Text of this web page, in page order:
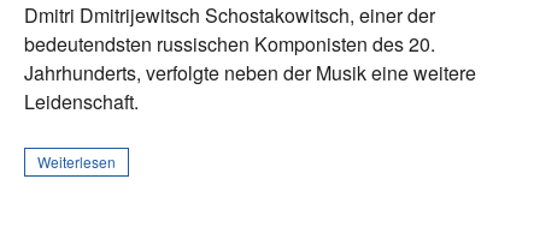
Dmitri Dmitrijewitsch Schostakowitsch, einer der
bedeutendsten russischen Komponisten des 20.
Jahrhunderts, verfolgte neben der Musik eine weitere
Leidenschaft.
Weiterlesen